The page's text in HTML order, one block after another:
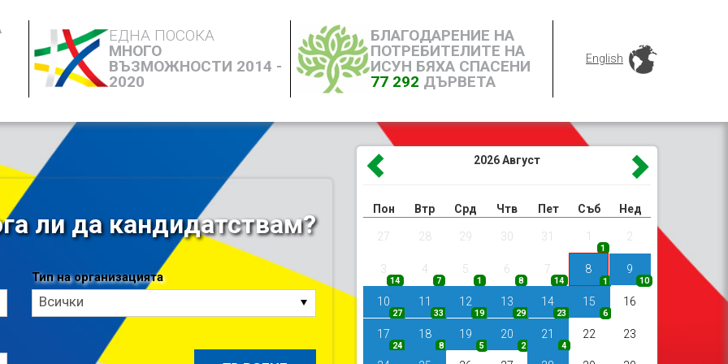
ЕДНА ПОСОКА
МНОГО
ВЪЗМОЖНОСТИ 2014 -
2020
БЛАГОДАРЕНИЕ НА
ПОТРЕБИТЕЛИТЕ НА
ИСУН БЯХА СПАСЕНИ
77 292 ДЪРВЕТА
English
ли да кандидатствам?
Тип на организацията
Всички
Тип
2026Август
Пон Втр Срд Чтв Пет Съб Нед
27 28 29 30 31 1
1
2
3
14
4
7
5
1
6
8
7
14
8
1
9
10
10
27
11
33
12
19
13
29
14
23
15
6
16
17
24
18
8
19
5
20
2
21
4
22 23